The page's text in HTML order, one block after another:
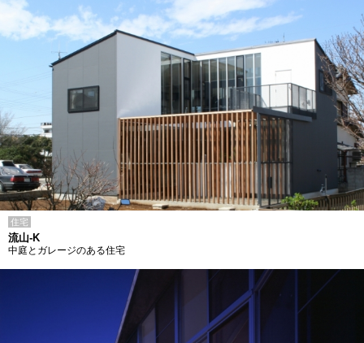
住宅
流山-K
中庭とガレージのある住宅